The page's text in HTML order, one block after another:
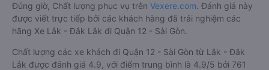
Đúng giờ, Chất lượng phục vụ trên Vexere.com. Đánh giá này
được viết trực tiếp bởi các khách hàng đã trải nghiệm các
hãng Xe Lắk - Đắk Lắk đi Quận 12 - Sài Gòn.
Chất lượng các xe khách đi Quận 12 - Sài Gòn từ Lắk - Đắk
Lắk được đánh giá 4.9, với điểm trung bình là 4.9/5 bởi 761